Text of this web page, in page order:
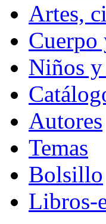
Artes,
Cuerpo
Niños y
Autores
Temas
Bolsillo
Libros-